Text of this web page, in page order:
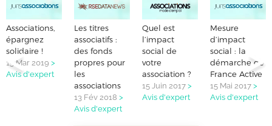
Associations,
épargnez
solidaire !
15 Mar 2019 >
Avis d'expert
Les titres
associatifs :
des fonds
propres pour
les
associations
13 Fév 2018 >
Avis d'expert
Quel est
l’impact
social de
votre
association ?
15 Juin 2017 >
Avis d'expert
Mesure
d’impact
social : la
démarche de
France Active
15 Mai 2017 >
Avis d'expert